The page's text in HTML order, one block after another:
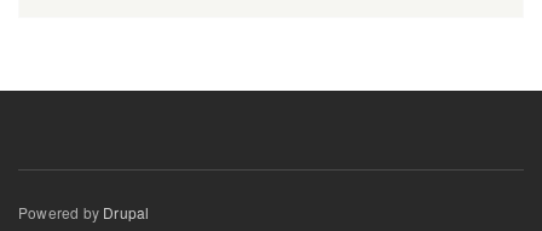
Powered by Drupal